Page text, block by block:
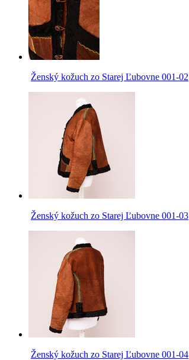
Ženský kožuch zo Starej Ľubovne 001-02
Ženský kožuch zo Starej Ľubovne 001-03
Ženský kožuch zo Starej Ľubovne 001-04